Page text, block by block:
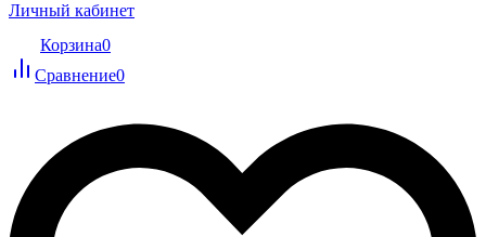
Личный кабинет
Корзина0
Сравнение0